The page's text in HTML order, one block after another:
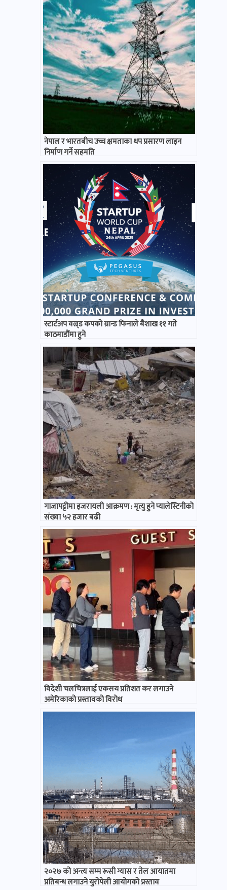
नेपाल र भारतबीच उच्च क्षमताका थप प्रसारण लाइन
निर्माण गर्ने सहमति
स्टार्टअप वल्र्ड कपको ग्रान्ड फिनाले बैशाख ११ गते
काठमाडौंमा हुने
गाजापट्टीमा इजरायली आक्रमण : मृत्यु हुने प्यालेस्टिनीको
संख्या ५२ हजार बढी
विदेशी चलचित्रलाई एकसय प्रतिशत कर लगाउने
अमेरिकाको प्रस्तावको विरोध
२०२७ को अन्त्य सम्म रूसी ग्यास र तेल आयातमा
प्रतिबन्ध लगाउने युरोपेली आयोगको प्रस्ताव